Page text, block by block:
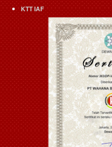
KTT IAF